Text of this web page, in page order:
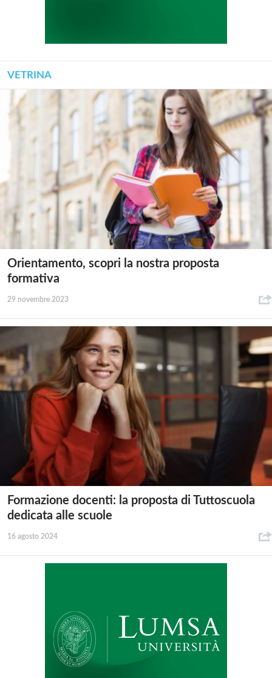
VETRINA
Orientamento, scopri la nostra proposta
formativa
29 novembre 2023
Formazione docenti: la proposta di Tuttoscuola
dedicata alle scuole
16 agosto 2024